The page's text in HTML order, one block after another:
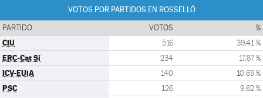
VOTOS POR PARTIDOS EN ROSSELLÓ
PARTIDO VOTOS %
CiU 516 39,41 %
ERC-Cat Sí 234 17,87 %
ICV-EUiA 140 10,69 %
PSC 126 9,62 %